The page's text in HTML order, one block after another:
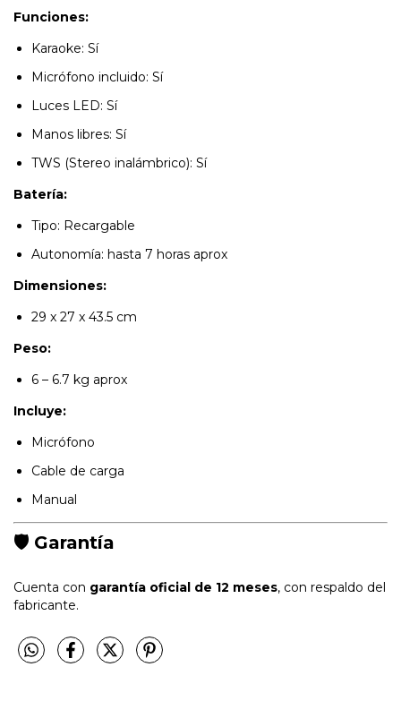
Funciones:
Karaoke: Sí
Micrófono incluido: Sí
Luces LED: Sí
Manos libres: Sí
TWS (Stereo inalámbrico): Sí
Batería:
Tipo: Recargable
Autonomía: hasta 7 horas aprox
Dimensiones:
29 x 27 x 43.5 cm
Peso:
6 – 6.7 kg aprox
Incluye:
Micrófono
Cable de carga
Manual
🛡️ Garantía
Cuenta con garantía oficial de 12 meses, con respaldo del
fabricante.